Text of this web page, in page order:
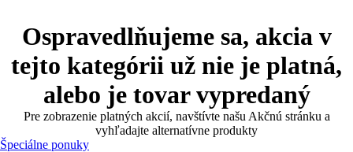
Ospravedlňujeme sa, akcia v
tejto kategórii už nie je platná,
alebo je tovar vypredaný
Pre zobrazenie platných akcií, navštívte našu Akčnú stránku a
vyhľadajte alternatívne produkty
Špeciálne ponuky